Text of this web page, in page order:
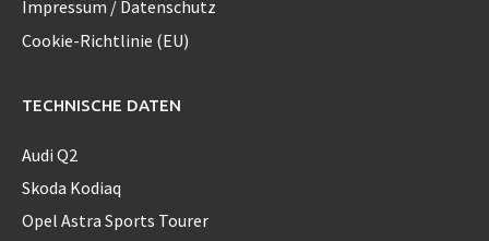
Impressum / Datenschutz
Cookie-Richtlinie (EU)
TECHNISCHE DATEN
Audi Q2
Skoda Kodiaq
Opel Astra Sports Tourer